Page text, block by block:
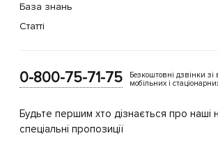
База знань
Статті
0-800-75-71-75
Безкоштовні дзвінки зі
мобільних і
Будьте першим хто дізнається про наші
спеціальні пропозиції